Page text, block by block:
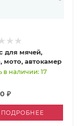
для мячей,
мото, автокамер
в наличии: 17
₽
ПОДРОБНЕЕ